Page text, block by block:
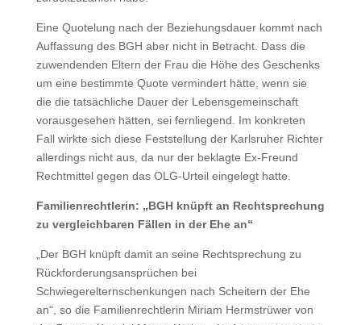
Eine Quotelung nach der Beziehungsdauer kommt nach
Auffassung des BGH aber nicht in Betracht. Dass die
zuwendenden Eltern der Frau die Höhe des Geschenks
um eine bestimmte Quote vermindert hätte, wenn sie
die die tatsächliche Dauer der Lebensgemeinschaft
vorausgesehen hätten, sei fernliegend. Im konkreten
Fall wirkte sich diese Feststellung der Karlsruher Richter
allerdings nicht aus, da nur der beklagte Ex-Freund
Rechtmittel gegen das OLG-Urteil eingelegt hatte.
Familienrechtlerin: „BGH knüpft an Rechtsprechung
zu vergleichbaren Fällen in der Ehe an“
„Der BGH knüpft damit an seine Rechtsprechung zu
Rückforderungsansprüchen bei
Schwiegerelternschenkungen nach Scheitern der Ehe
an“, so die Familienrechtlerin Miriam Hermstrüwer von